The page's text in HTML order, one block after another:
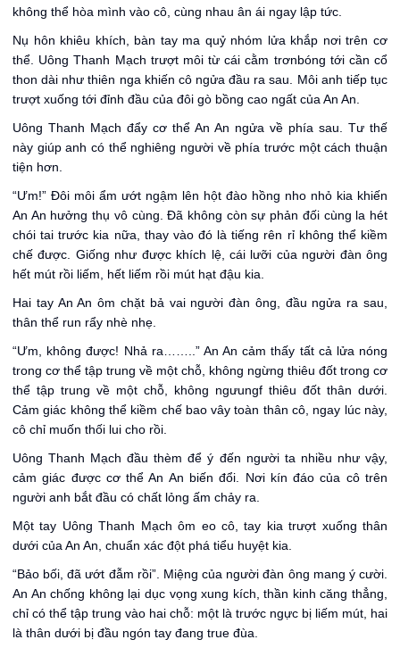
không thể hòa mình vào cô, cùng nhau ân ái ngay lập tức.
Nụ hôn khiêu khích, bàn tay ma quỷ nhóm lửa khắp nơi trên cơ
thể. Uông Thanh Mạch trượt môi từ cái cằm trơnbóng tới cần cổ
thon dài như thiên nga khiến cô ngửa đầu ra sau. Môi anh tiếp tục
trượt xuống tới đỉnh đầu của đôi gò bồng cao ngất của An An.
Uông Thanh Mạch đẩy cơ thể An An ngửa về phía sau. Tư thế
này giúp anh có thể nghiêng người về phía trước một cách thuận
tiện hơn.
“Ưm!” Đôi môi ẩm ướt ngậm lên hột đào hồng nho nhỏ kia khiến
An An hưởng thụ vô cùng. Đã không còn sự phản đối cùng la hét
chói tai trước kia nữa, thay vào đó là tiếng rên rỉ không thể kiềm
chế được. Giống như được khích lệ, cái lưỡi của người đàn ông
hết mút rồi liếm, hết liếm rồi mút hạt đậu kia.
Hai tay An An ôm chặt bả vai người đàn ông, đầu ngửa ra sau,
thân thể run rẩy nhè nhẹ.
“Ưm, không được! Nhả ra……..” An An cảm thấy tất cả lửa nóng
trong cơ thể tập trung về một chỗ, không ngừng thiêu đốt trong cơ
thể tập trung về một chỗ, không ngưungf thiêu đốt thân dưới.
Cảm giác không thể kiềm chế bao vây toàn thân cô, ngay lúc này,
cô chỉ muốn thối lui cho rồi.
Uông Thanh Mạch đầu thèm để ý đến người ta nhiều như vậy,
cảm giác được cơ thể An An biến đổi. Nơi kín đáo của cô trên
người anh bắt đầu có chất lỏng ấm chảy ra.
Một tay Uông Thanh Mạch ôm eo cô, tay kia trượt xuống thân
dưới của An An, chuẩn xác đột phá tiểu huyệt kia.
“Bảo bối, đã ướt đẫm rồi”. Miệng của người đàn ông mang ý cười.
An An chống không lại dục vọng xung kích, thần kinh căng thẳng,
chỉ có thể tập trung vào hai chỗ: một là trước ngực bị liếm mút, hai
là thân dưới bị đầu ngón tay đang true đùa.